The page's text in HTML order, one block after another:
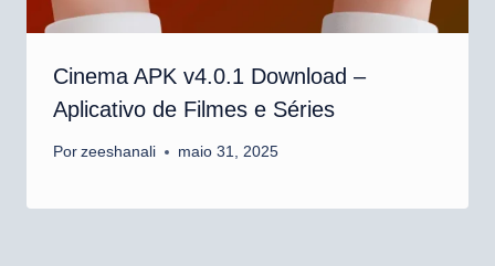
Cinema APK v4.0.1 Download –
Aplicativo de Filmes e Séries
Por zeeshanali maio 31, 2025